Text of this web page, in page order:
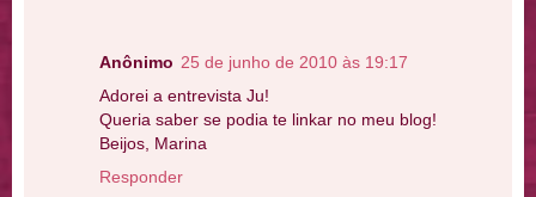
Anônimo 25 de junho de 2010 às 19:17
Adorei a entrevista Ju!
Queria saber se podia te linkar no meu blog!
Beijos, Marina
Responder